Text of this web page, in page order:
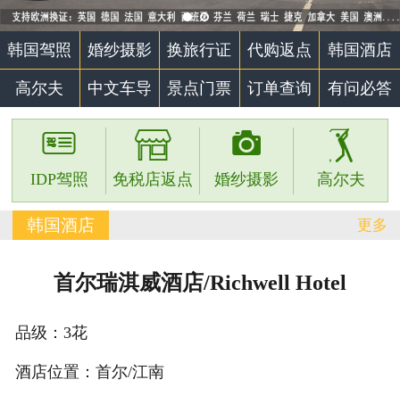
韩国酒店
高尔夫
景点门票
个性定制
韩国驾照 婚纱摄影 换旅行证 代购返点 韩国酒店
高尔夫 中文车导 景点门票 订单查询 有问必答

IDP驾照

免税店返点

婚纱摄影

高尔夫
更多
韩国酒店
首尔瑞淇威酒店/Richwell Hotel
品级：3花
酒店位置：首尔/江南